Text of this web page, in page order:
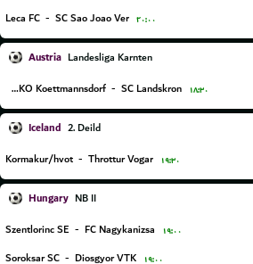
Leca FC - SC Sao Joao Ver ۲۰:۰۰
Austria Landesliga Karnten
ASKO Koettmannsdorf - SC Landskron ۱۸:۳۰
Iceland 2. Deild
Kormakur/hvot - Throttur Vogar ۱۹:۳۰
Hungary NB II
Szentlorinc SE - FC Nagykanizsa ۱۹:۰۰
Soroksar SC - Diosgyor VTK ۱۹:۰۰